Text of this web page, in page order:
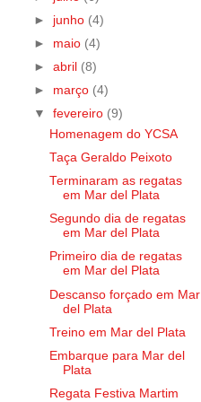
► junho (4)
► maio (4)
►abril (8)
► março (4)
▼fevereiro (9)
Homenagem do YCSA
Taça Geraldo Peixoto
Terminaram as regatas
em Mar del Plata
Segundo dia de regatas
em Mar del Plata
Primeiro dia de regatas
em Mar del Plata
Descanso forçado em Mar
del Plata
Treino em Mar del Plata
Embarque para Mar del
Plata
Regata Festiva Martim